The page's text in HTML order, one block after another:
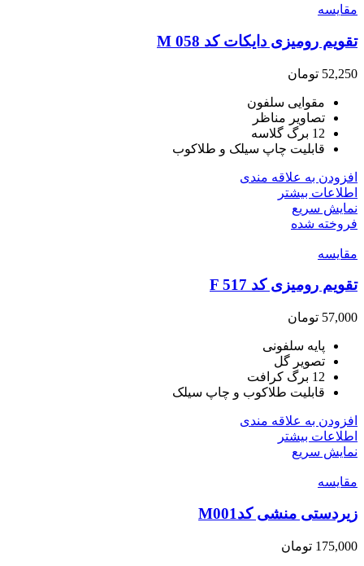
مقايسه
تقویم رومیزی دایکات کد M 058
52,250 تومان
مقوایی سلفون
تصاویر مناظر
12 برگ گلاسه
قابلیت چاپ سیلک و طلاکوب
افزودن به علاقه مندی
اطلاعات بیشتر
نمایش سریع
فروخته شده
مقايسه
تقویم رومیزی کد F 517
57,000 تومان
پایه سلفونی
تصویر گل
12 برگ کرافت
قابلیت طلاکوب و چاپ سیلک
افزودن به علاقه مندی
اطلاعات بیشتر
نمایش سریع
مقايسه
زیردستی منشی کدM001
175,000 تومان